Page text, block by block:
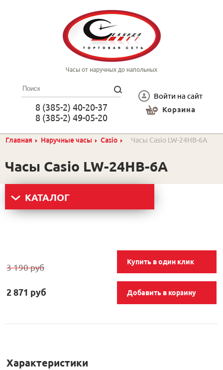
8 (385-2) 40-20-37
8 (385-2) 49-05-20
Часы от наручных до напольных
Войти на сайт
Корзина
Главная Наручные часы Casio Часы Casio LW-24HB-6A
Часы Casio LW-24HB-6A
КАТАЛОГ
3 190 руб
Купить в один клик
2 871 руб Добавить в корзину
Характеристики